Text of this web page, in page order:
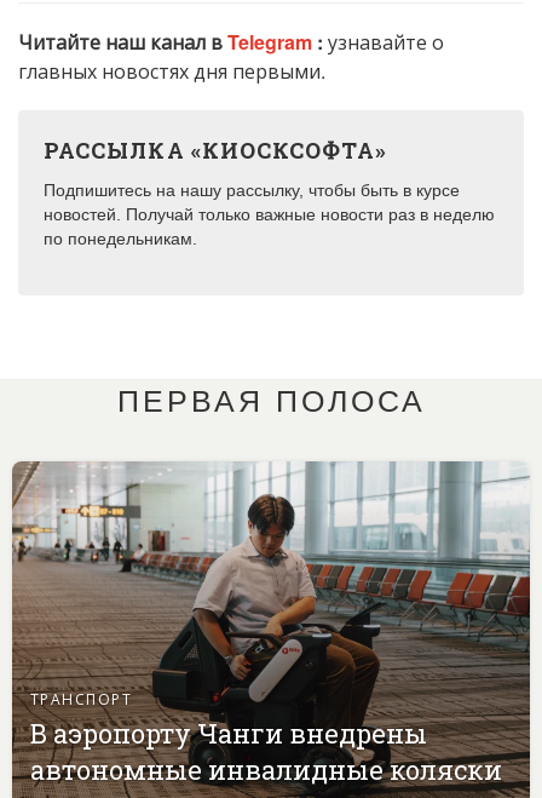
Читайте наш канал вTelegram : узнавайте о
главных новостях дня первыми.
РАССЫЛКА «КИОСКСОФТА»
Подпишитесь на нашу рассылку, чтобы быть в курсе
новостей. Получай только важные новости раз в неделю
по понедельникам.
ПЕРВАЯ ПОЛОСА
ТРАНСПОРТ
В аэропорту Чанги внедрены
автономные инвалидные коляски